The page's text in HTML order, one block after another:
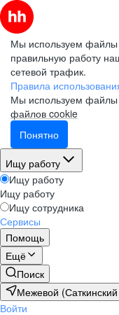
Мы используем файлы
правильную работу
сетевой трафик.
Правила
Мы используем файлы
файлов cookie
Понятно
Ищу работу
Ищу работу
Ищу работу
Ищу сотрудника
Сервисы
Помощь
Ещё
Поиск
Межевой
Войти